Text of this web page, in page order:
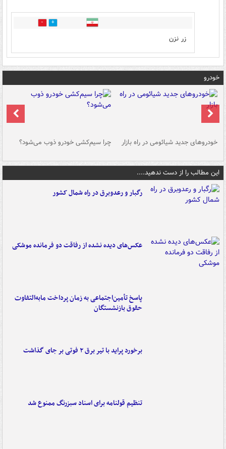
0
زر نزن
خودرو
خودروهای جدید شیائومی در راه بازار چرا سیم‌کشی خودرو ذوب می‌شود؟
این مطالب را از دست ندهید....
رگبار و رعدوبرق در راه شمال کشور
عکس‌های دیده نشده از رفاقت دو فرمانده‌ موشکی
پاسخ تأمین‌اجتماعی به زمان پرداخت مابه‌التفاوت
حقوق بازنشستگان
برخورد پراید با تیر برق ۲ فوتی بر جای گذاشت
تنظیم قولنامه برای اسناد سبزرنگ ممنوع شد